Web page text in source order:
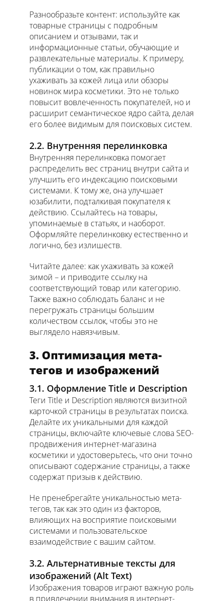
Разнообразьте контент: используйте как
товарные страницы с подробным
описанием и отзывами, так и
информационные статьи, обучающие и
развлекательные материалы. К примеру,
публикации о том, как правильно
ухаживать за кожей лица или обзоры
новинок мира косметики. Это не только
повысит вовлеченность покупателей, но и
расширит семантическое ядро сайта, делая
его более видимым для поисковых систем.
2.2. Внутренняя перелинковка
Внутренняя перелинковка помогает
распределить вес страниц внутри сайта и
улучшить его индексацию поисковыми
системами. К тому же, она улучшает
юзабилити, подталкивая покупателя к
действию. Ссылайтесь на товары,
упоминаемые в статьях, и наоборот.
Оформляйте перелинковку естественно и
логично, без излишеств.
Читайте далее: как ухаживать за кожей
зимой – и приводите ссылку на
соответствующий товар или категорию.
Также важно соблюдать баланс и не
перегружать страницы большим
количеством ссылок, чтобы это не
выглядело навязчивым.
3. Оптимизация мета-
тегов и изображений
3.1. Оформление Title и Description
Теги Title и Description являются визитной
карточкой страницы в результатах поиска.
Делайте их уникальными для каждой
страницы, включайте ключевые слова SEO-
продвижения интернет-магазина
косметики и удостоверьтесь, что они точно
описывают содержание страницы, а также
содержат призыв к действию.
Не пренебрегайте уникальностью мета-
тегов, так как это один из факторов,
влияющих на восприятие поисковыми
системами и пользовательское
взаимодействие с вашим сайтом.
3.2. Альтернативные тексты для
изображений (Alt Text)
Изображения товаров играют важную роль
в привлечении внимания в интернет-